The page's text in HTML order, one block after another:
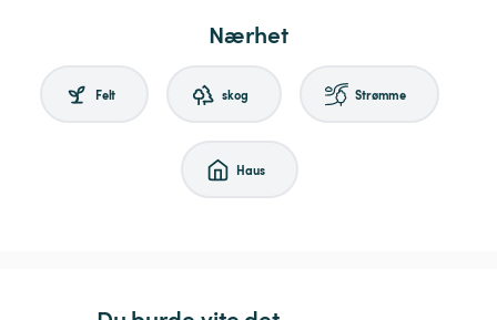
Nærhet
Felt skog Strømme
Haus